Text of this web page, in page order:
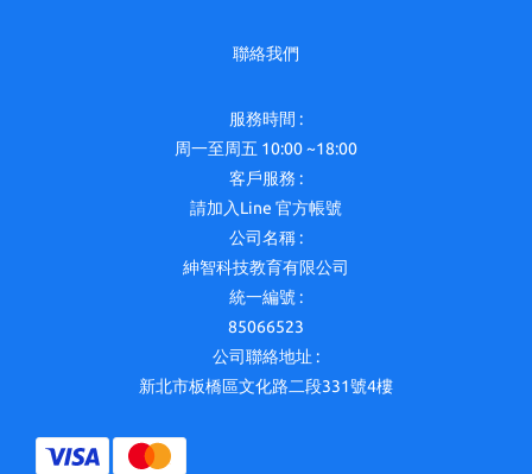
聯絡我們
服務時間 :
周一至周五 10:00 ~18:00
客戶服務 :
請加入Line 官方帳號
公司名稱 :
紳智科技教育有限公司
統一編號 :
85066523
公司聯絡地址 :
新北市板橋區文化路二段331號4樓